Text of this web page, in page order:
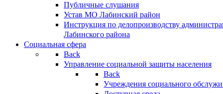
Публичные слушания
Устав МО Лабинский район
Инструкция по делопроизводству
Лабинского района
Социальная сфера
Back
Управление социальной защиты населения
Back
Учреждения социального